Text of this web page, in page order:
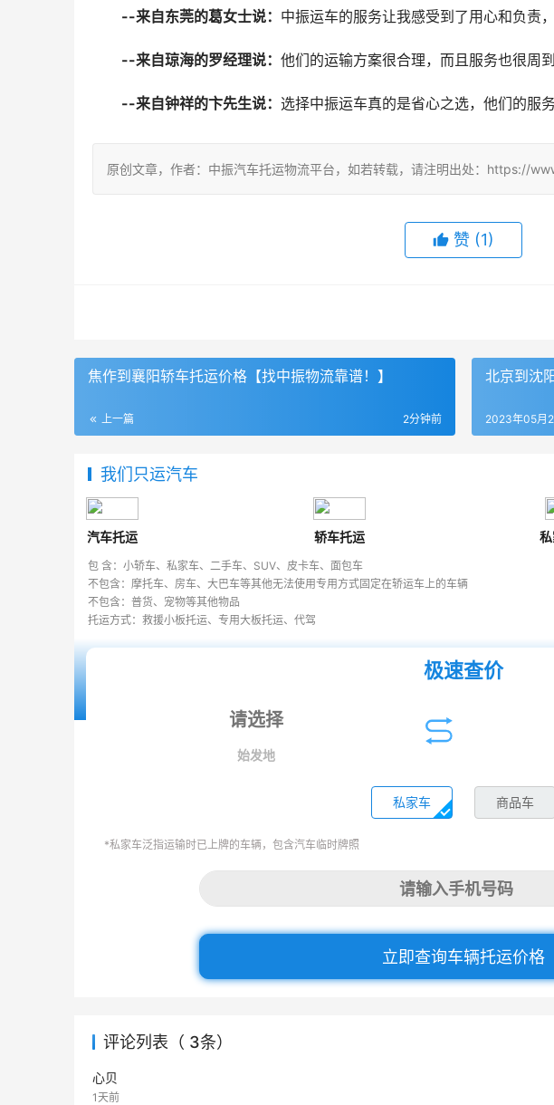
--来自东莞的葛女士说： 中振运车的服务让我感受到了用心和负责
--来自琼海的罗经理说： 他们的运输方案很合理，而且服务也很周到
--来自钟祥的卞先生说： 选择中振运车真的是省心之选，他们的服务
原创文章，作者：中振汽车托运物流平台，如若转载，请注明出处：https://
赞 (1)
焦作到襄阳轿车托运价格【找中振物流靠谱！】
上一篇 2分钟前
北京到沈
2023年05月
我们只运汽车
汽车托运 轿车托运
包 含：小轿车、私家车、二手车、SUV、皮卡车、面包车
不包含：摩托车、房车、大巴车等其他无法使用专用方式固定在轿运车上的车辆
不包含：普货、宠物等其他物品
托运方式：救援小板托运、专用大板托运、代驾
极速查价
始发地
私家车 商品车
*私家车泛指运输时已上牌的车辆，包含汽车临时牌照
立即查询车辆托运价格
评论列表（ 3条）
心贝
1天前